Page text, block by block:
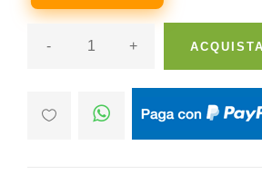
- + ACQUISTA